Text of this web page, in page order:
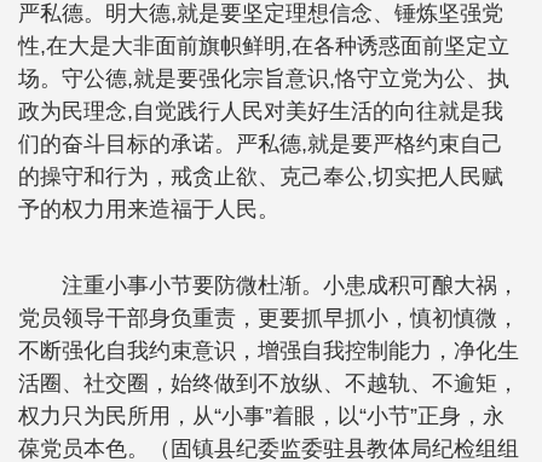
严私德。明大德,就是要坚定理想信念、锤炼坚强党
性,在大是大非面前旗帜鲜明,在各种诱惑面前坚定立
场。守公德,就是要强化宗旨意识,恪守立党为公、执
政为民理念,自觉践行人民对美好生活的向往就是我
们的奋斗目标的承诺。严私德,就是要严格约束自己
的操守和行为，戒贪止欲、克己奉公,切实把人民赋
予的权力用来造福于人民。
注重小事小节要防微杜渐。小患成积可酿大祸，
党员领导干部身负重责，更要抓早抓小，慎初慎微，
不断强化自我约束意识，增强自我控制能力，净化生
活圈、社交圈，始终做到不放纵、不越轨、不逾矩，
权力只为民所用，从“小事”着眼，以“小节”正身，永
葆党员本色。（固镇县纪委监委驻县教体局纪检组组